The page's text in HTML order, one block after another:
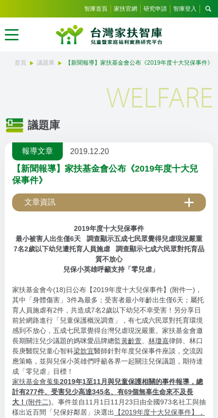
智庫首頁 家扶官網 研究申請 智庫登入
首頁 議題庫 【新聞報導】家扶基金會公布《2019年度十大兒保事件》
議題庫
WELFARE
報導文章 2019.12.20
【新聞報導】家扶基金會公布《2019年度十大兒
保事件》
文章資訊
2019年度十大兒保事件
最小被害人出生僅6天 調查顯示五成七民眾覺得兒虐現況嚴重
7名2歲以下幼兒遭托育人員施虐 調查顯示七成六民眾對托育品
質不放心
兒保小英雄呼籲支持「零兒虐」
家扶基金會今(18)日公布【2019年度十大兒保事件】(附件一)，
其中「身體傷害」3件為最多；受害者最小年齡出生僅6天；屬托
育人員施虐有2件，共造成7名2歲以下幼兒不幸受害！另分享日
前於網路進行「兒童保護概況調查」，有七成六民眾對托育環境
感到不放心，五成七民眾覺得台灣兒虐現況嚴重。家扶基金會邀
長期關注兒少議題的媽咪愛品牌總監黃齡萱 林瓊嘉律師、林口
長庚醫院兒童心智科梁歆宜醫師針對年度兒保事件座談，交流因
應策略，並與兒保小英雄們呼籲各界一起關注兒保議題，期待達
成「零兒虐」目標！
家扶基金會蒐集2019年1至11月與兒童保護相關的事件報導，總
計有277件、受害兒少高達345名、有69個無辜生命來不及長
大！ (附件二)。事件並自11月1日11月23日由全國973名社工與抽
樣出近百間「兒保好鄰居」決選出
【2019年度十大兒保事件】，